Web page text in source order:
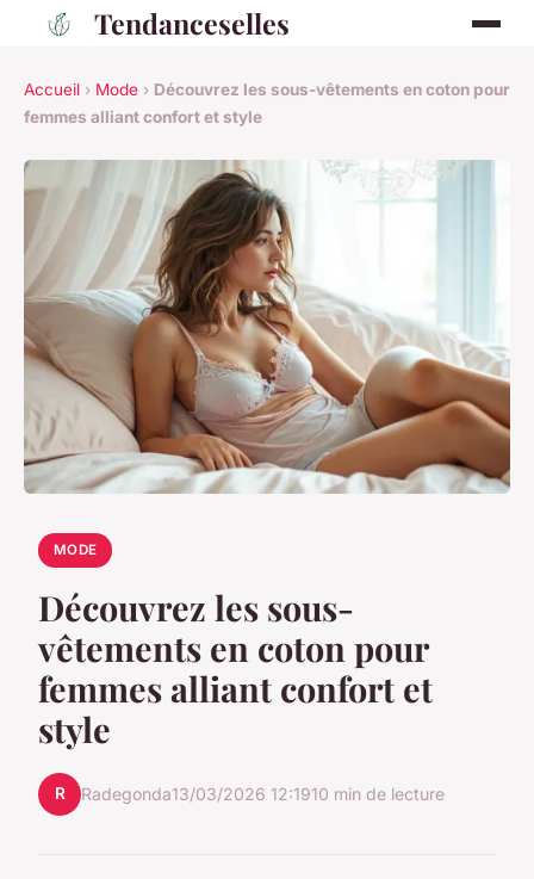
Tendanceselles
Accueil › Mode › Découvrez les sous-vêtements en coton pour
femmes alliant confort et style
MODE
Découvrez les sous-
vêtements en coton pour
femmes alliant confort et
style
R Radegonda13/03/2026 12:1910 min de lecture